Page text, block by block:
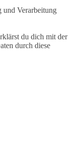
und Verarbeitung
du dich mit der
durch diese